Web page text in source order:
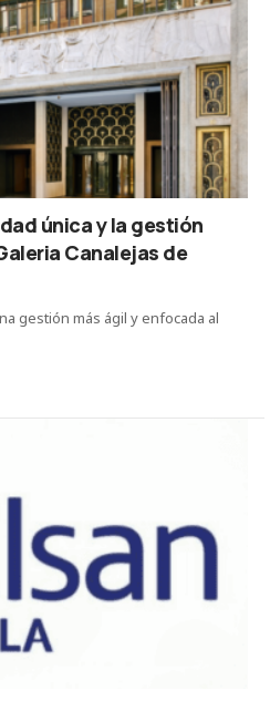
única y la gestión
Canalejas de
gestión más ágil y enfocada al